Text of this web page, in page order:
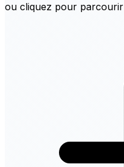
ou cliquez pour parcourir